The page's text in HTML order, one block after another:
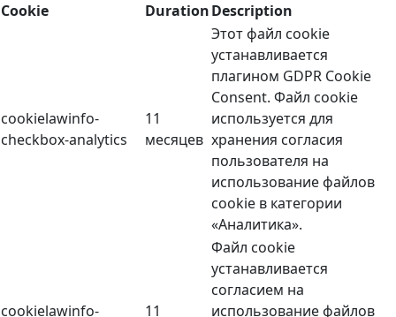
Cookie
DurationDescription
cookielawinfo-
checkbox-analytics
11
месяцев
Этот файл cookie
устанавливается
плагином GDPR Cookie
Consent. Файл cookie
используется для
хранения согласия
пользователя на
использование файлов
cookie в категории
«Аналитика».
cookielawinfo-
11
Файл cookie
устанавливается
согласием на
использование файлов